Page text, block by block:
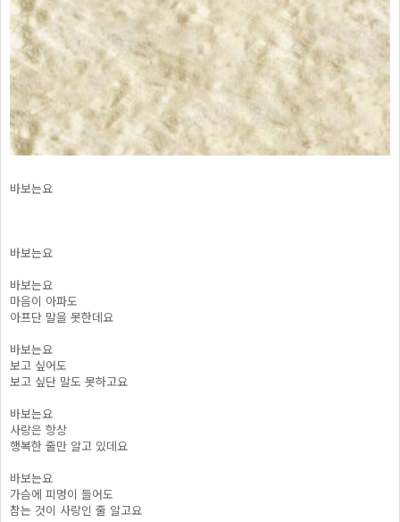
바보는요
바보는요
바보는요
마음이 아파도
아프단 말을 못한데요
바보는요
보고 싶어도
보고 싶단 말도 못하고요
바보는요
사랑은 항상
행복한 줄만 알고 있데요
바보는요
가슴에 피멍이 들어도
참는 것이 사랑인 줄 알고요